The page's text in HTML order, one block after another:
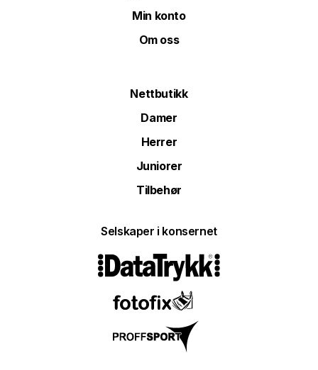
Min konto
Om oss
Nettbutikk
Damer
Herrer
Juniorer
Tilbehør
Selskaper i konsernet